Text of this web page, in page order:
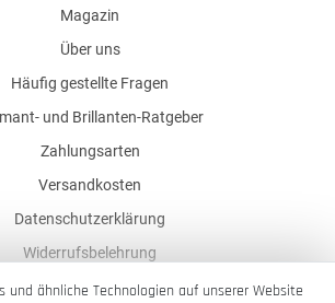
Magazin
Über uns
Häufig gestellte Fragen
und Brillanten-Ratgeber
Zahlungsarten
Versandkosten
Datenschutzerklärung
Widerrufsbelehrung
AGB
und ähnliche Technologien auf unserer Website